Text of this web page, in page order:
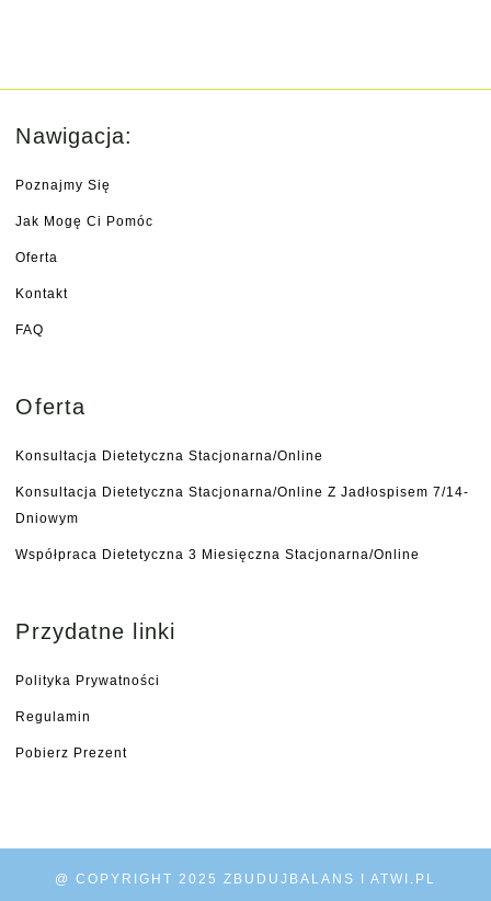
Nawigacja:
Poznajmy Się
Jak Mogę Ci Pomóc
Oferta
Kontakt
FAQ
Oferta
Konsultacja Dietetyczna Stacjonarna/online
Konsultacja Dietetyczna Stacjonarna/online Z Jadłospisem 7/14-
Dniowym
Współpraca Dietetyczna 3 Miesięczna Stacjonarna/online
Przydatne linki
Polityka Prywatności
Regulamin
Pobierz Prezent
@ COPYRIGHT 2025 ZBUDUJBALANS I ATWI.PL